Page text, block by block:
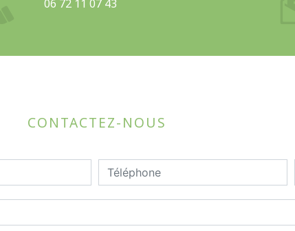
06 72 11 07 43
CONTACTEZ-NOUS